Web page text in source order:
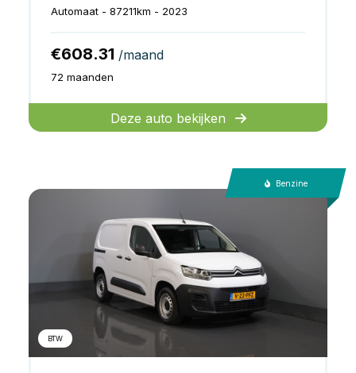
Automaat - 87211km - 2023
€608.31 /maand
72 maanden
Deze auto bekijken
Benzine
BTW